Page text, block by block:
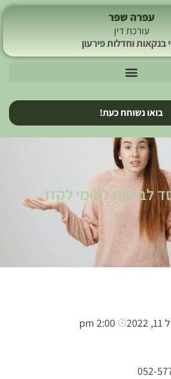
עפרה שפר
עורכת דין
בנקאות וחדלות פירעון
בואו נשוחח כעת!
לביטוח לאומי לקזז
2:00 pm